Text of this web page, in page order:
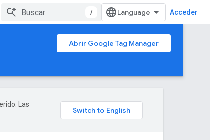
/ Acceder
Abrir Google Tag Manager
Las